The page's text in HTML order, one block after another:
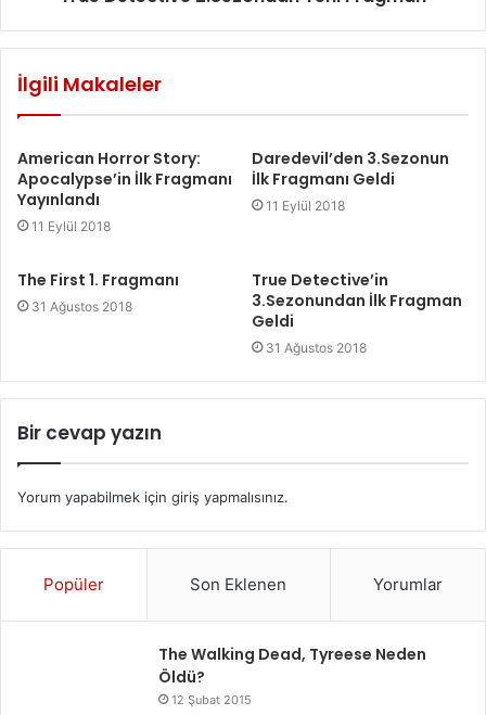
İlgili Makaleler
American Horror Story:
Apocalypse’in İlk Fragmanı
Yayınlandı
11 Eylül 2018
Daredevil’den 3.Sezonun
İlk Fragmanı Geldi
11 Eylül 2018
The First 1. Fragmanı
31 Ağustos 2018
True Detective’in
3.Sezonundan İlk Fragman
Geldi
31 Ağustos 2018
Bir cevap yazın
Yorum yapabilmek için giriş yapmalısınız.
Popüler Son Eklenen Yorumlar
The Walking Dead, Tyreese Neden
Öldü?
12 Şubat 2015